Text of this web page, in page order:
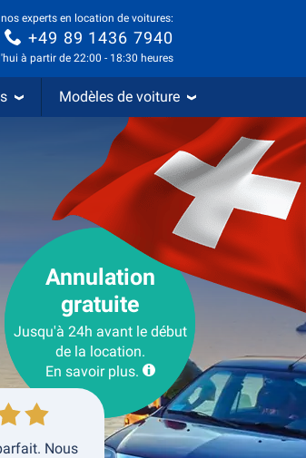
experts en location de voitures:
+49 89 1436 7940
à partir de 22:00 - 18:30 heures
Modèles de voiture
Annulation
gratuite
Jusqu'à 24h avant le début
de la location.
En savoir plus.
Nous